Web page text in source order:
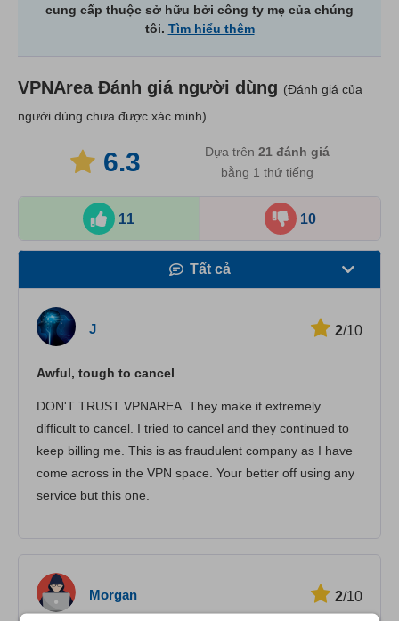
cung cấp thuộc sở hữu bởi công ty mẹ của chúng
tôi. Tìm hiểu thêm
VPNAreaĐánh giá người dùng (Đánh giá của
người dùng chưa được xác minh)
6.3 Dựa trên21 đánh giá
bằng 1 thứ tiếng
11 10
Tất cả
Dịch vụ khách hàng
J 2/10
Awful, tough to cancel
DON'T TRUST VPNAREA. They make it extremely
difficult to cancel. I tried to cancel and they continued to
keep billing me. This is as fraudulent company as I have
come across in the VPN space. Your better off using any
service but this one.
Morgan 2/10